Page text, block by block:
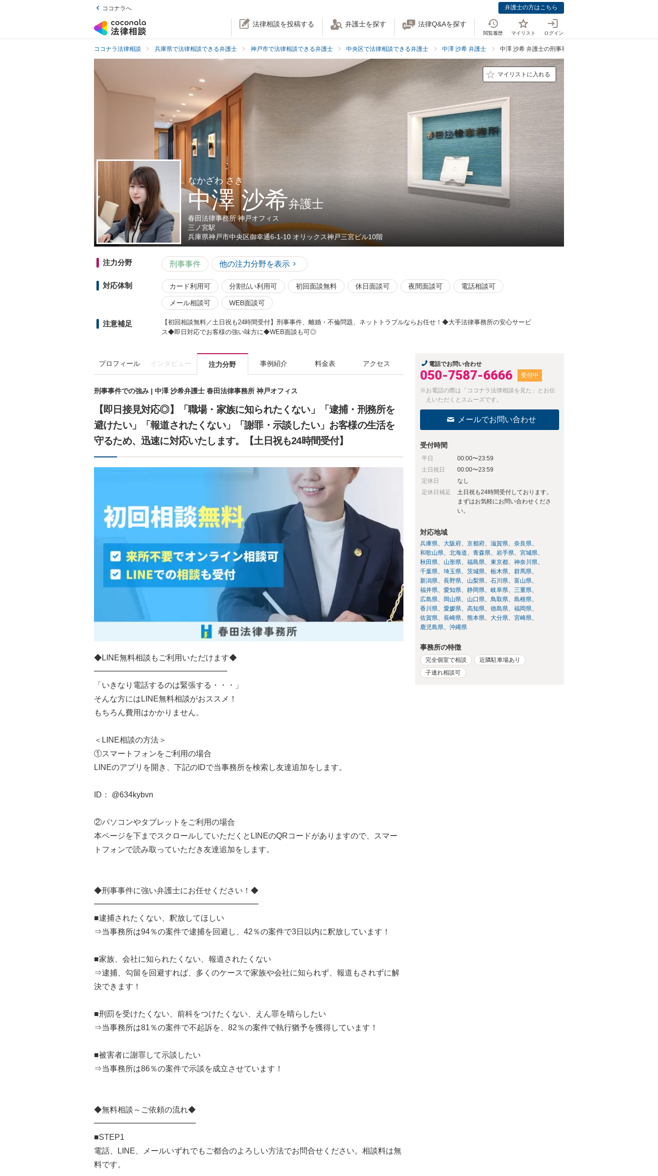
ココナラへ 弁護士の方はこちら
法律相談を投稿する 弁護士を探す 法律Q&Aを探す
閲覧履歴 マイリスト ログイン
ココナラ法律相談 兵庫県で法律相談できる弁護士 神戸市で法律相談できる弁護士 中央区で法律相談できる弁護士 中澤 沙希 弁護士 中澤 沙希 弁護士の刑事事件での強み
マイリストに入れる
なかざわ さき
中澤 沙希弁護士
春田法律事務所 神戸オフィス
三ノ宮駅
兵庫県神戸市中央区御幸通6-1-10 オリックス神戸三宮ビル10階
注力分野 刑事事件 他の注力分野を表示
対応体制 カード利用可 分割払い利用可 初回面談無料 休日面談可 夜間面談可 電話相談可
メール相談可 WEB面談可
注意補足
【初回相談無料／土日祝も24時間受付】刑事事件、離婚・不倫問題、ネットトラブルならお任せ！◆大手法律事務所の安心サービ
ス◆即日対応でお客様の強い味方に◆WEB面談も可◎
プロフィール インタビュー 注力分野 事例紹介 料金表 アクセス
刑事事件での強み | 中澤 沙希弁護士 春田法律事務所 神戸オフィス
【即日接見対応◎】「職場・家族に知られたくない」「逮捕・刑務所を
避けたい」「報道されたくない」「謝罪・示談したい」お客様の生活を
守るため、迅速に対応いたします。【土日祝も24時間受付】
◆LINE無料相談もご利用いただけます◆
━━━━━━━━━━━━━━━━━
「いきなり電話するのは緊張する・・・」
そんな方にはLINE無料相談がおススメ！
もちろん費用はかかりません。
＜LINE相談の方法＞
①スマートフォンをご利用の場合
LINEのアプリを開き、下記のIDで当事務所を検索し友達追加をします。
ID： @634kybvn
②パソコンやタブレットをご利用の場合
本ページを下までスクロールしていただくとLINEのQRコードがありますので、スマー
トフォンで読み取っていただき友達追加をします。
◆刑事事件に強い弁護士にお任せください！◆
━━━━━━━━━━━━━━━━━━━━━
■逮捕されたくない、釈放してほしい
⇒当事務所は94％の案件で逮捕を回避し、42％の案件で3日以内に釈放しています！
■家族、会社に知られたくない、報道されたくない
⇒逮捕、勾留を回避すれば、多くのケースで家族や会社に知られず、報道もされずに解
決できます！
■刑罰を受けたくない、前科をつけたくない、えん罪を晴らしたい
⇒当事務所は81％の案件で不起訴を、82％の案件で執行猶予を獲得しています！
■被害者に謝罪して示談したい
⇒当事務所は86％の案件で示談を成立させています！
◆無料相談～ご依頼の流れ◆
━━━━━━━━━━━━━
■STEP1
電話、LINE、メールいずれでもご都合のよろしい方法でお問合せください。相談料は無
料です。
電話でお問い合わせ
050-7587-6666 受付中
※お電話の際は「ココナラ法律相談を見た」とお伝
えいただくとスムーズです。
メールでお問い合わせ
受付時間
平日
00:00〜23:59
土日祝日
00:00〜23:59
定休日
なし
定休日補足
土日祝も24時間受付しております。
まずはお気軽にお問い合わせくださ
い。
対応地域
兵庫県 大阪府 京都府 滋賀県
奈良県
和歌山県
北海道 青森県 岩手県
宮城県
秋田県
山形県 福島県 東京都
神奈川県
千葉県
埼玉県 茨城県 栃木県
群馬県
新潟県
長野県 山梨県 石川県
富山県
福井県
愛知県 静岡県 岐阜県
三重県
広島県
岡山県 山口県 鳥取県
島根県
香川県
愛媛県 高知県 徳島県
福岡県
佐賀県
長崎県 熊本県 大分県
宮崎県
鹿児島県
沖縄県
事務所の特徴
完全個室で相談
近隣駐車場あり
子連れ相談可